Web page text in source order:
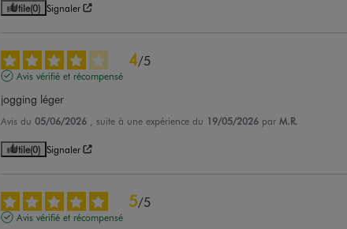
Utile(0) Signaler
4/5
Avis vérifié et récompensé
jogging léger
Avis du 05/06/2026 , suite à une expérience du 19/05/2026 par M.R.
Utile(0) Signaler
5/5
Avis vérifié et récompensé